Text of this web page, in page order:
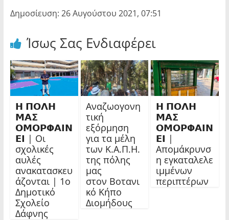
Δημοσίευση: 26 Αυγούστου 2021, 07:51
Ίσως Σας Ενδιαφέρει
𝝜 𝝥𝝤𝝠𝝜
𝝡𝝖𝝨
𝝤𝝡𝝤𝝦𝝫𝝖𝝞𝝢
𝝚𝝞 | Οι
σχολικές
αυλές
ανακατασκευ
άζονται | 1ο
Δημοτικό
Σχολείο
Δάφνης
Αναζωογονη
τική
εξόρμηση
για τα μέλη
των Κ.Α.Π.Η.
της πόλης
μας
στον Βοτανι
κό Κήπο
Διομήδους
𝝜 𝝥𝝤𝝠𝝜
𝝡𝝖𝝨
𝝤𝝡𝝤𝝦𝝫𝝖𝝞𝝢
𝝚𝝞 |
Απομάκρυνσ
η εγκαταλελε
ιμμένων
περιπτέρων